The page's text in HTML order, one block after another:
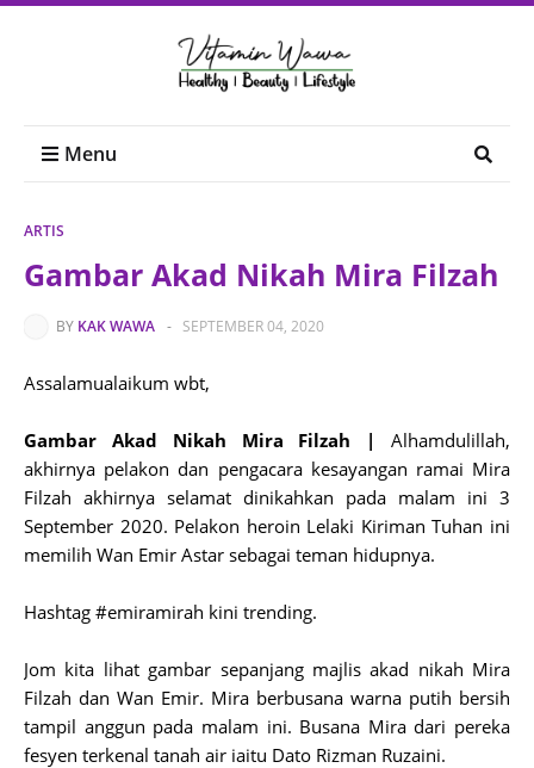
Menu
ARTIS
Gambar Akad Nikah Mira Filzah
BY KAK WAWA - SEPTEMBER 04, 2020
Assalamualaikum wbt,
Gambar Akad Nikah Mira Filzah | Alhamdulillah,
akhirnya pelakon dan pengacara kesayangan ramai Mira
Filzah akhirnya selamat dinikahkan pada malam ini 3
September 2020. Pelakon heroin Lelaki Kiriman Tuhan ini
memilih Wan Emir Astar sebagai teman hidupnya.
Hashtag #emiramirah kini trending.
Jom kita lihat gambar sepanjang majlis akad nikah Mira
Filzah dan Wan Emir. Mira berbusana warna putih bersih
tampil anggun pada malam ini. Busana Mira dari pereka
fesyen terkenal tanah air iaitu Dato Rizman Ruzaini.